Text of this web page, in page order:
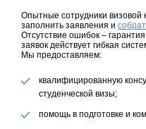
Опытные сотрудники визовой
заполнить заявления и
Отсутствие ошибок –
заявок действует гибкая
Мы предоставляем:
квалифицированную
студенческой визы;
помощь в подготовке и